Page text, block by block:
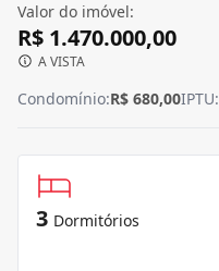
Valor do imóvel:
R$ 1.470.000,00
A VISTA
Condomínio:R$ 680,00IPTU:
3 Dormitórios